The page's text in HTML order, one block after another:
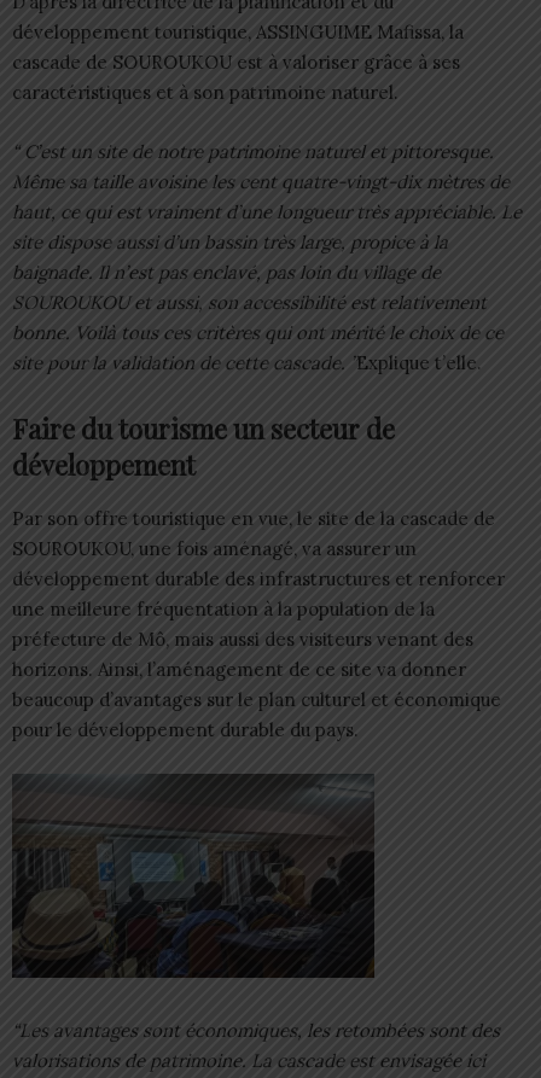
développement touristique, ASSINGUIME Mafissa, la
cascade de SOUROUKOU est à valoriser grâce à ses
caractéristiques et à son patrimoine naturel.
“ C’est un site de notre patrimoine naturel et pittoresque.
Même sa taille avoisine les cent quatre-vingt-dix mètres de
haut, ce qui est vraiment d’une longueur très appréciable. Le
site dispose aussi d’un bassin très large, propice à la
baignade. Il n’est pas enclavé, pas loin du village de
SOUROUKOU et aussi, son accessibilité est relativement
bonne. Voilà tous ces critères qui ont mérité le choix de ce
site pour la validation de cette cascade. ”Explique t’elle.
Faire du tourisme un secteur de
développement
Par son offre touristique en vue, le site de la cascade de
SOUROUKOU, une fois aménagé, va assurer un
développement durable des infrastructures et renforcer
une meilleure fréquentation à la population de la
préfecture de Mô, mais aussi des visiteurs venant des
horizons. Ainsi, l’aménagement de ce site va donner
beaucoup d’avantages sur le plan culturel et économique
pour le développement durable du pays.
“Les avantages sont économiques, les retombées sont des
valorisations de patrimoine. La cascade est envisagée ici